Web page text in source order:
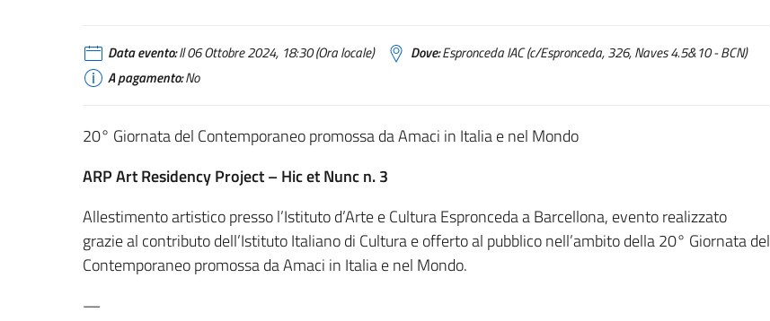
Data evento:Il 06 Ottobre 2024, 18:30 (Ora locale) Dove:Espronceda IAC (c/Espronceda, 326, Naves 4.5&10 - BCN)
A pagamento:No
20° Giornata del Contemporaneo promossa da Amaci in Italia e nel Mondo
ARP Art Residency Project – Hic et Nunc n. 3
Allestimento artistico presso l’Istituto d’Arte e Cultura Espronceda a Barcellona, evento realizzato
grazie al contributo dell’Istituto Italiano di Cultura e offerto al pubblico nell’ambito della 20° Giornata del
Contemporaneo promossa da Amaci in Italia e nel Mondo.
—